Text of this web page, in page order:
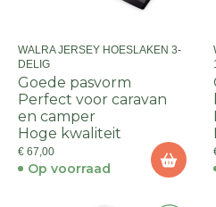
WALRA JERSEY HOESLAKEN 3-
DELIG
Goede pasvorm
Perfect voor caravan
en camper
Hoge kwaliteit
€ 67,00
Op voorraad